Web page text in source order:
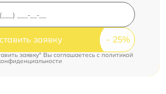
заявку
заявку" Вы соглашаетесь cполитикой